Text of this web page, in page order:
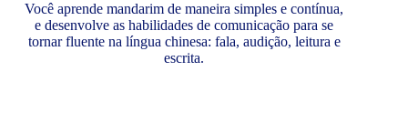
Você aprende mandarim de maneira simples e contínua,
e desenvolve as habilidades de comunicação para se
tornar fluente na língua chinesa: fala, audição, leitura e
escrita.